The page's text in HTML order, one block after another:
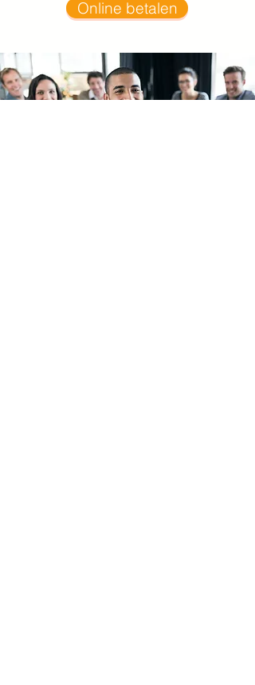
Online betalen